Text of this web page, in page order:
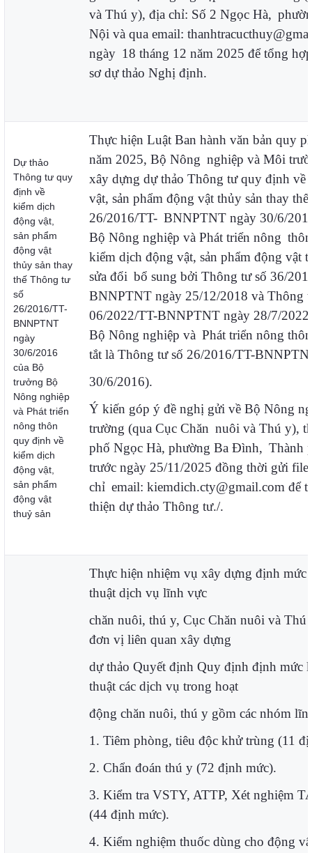
và Thú y), địa chỉ: Số 2 Ngọc Hà,
Nội và qua email:
ngày 18 tháng 12 năm 2025 để tổng
sơ dự thảo Nghị định.
Dự thảo
Thông tư quy
định về
kiểm dịch
động vật,
sản phẩm
động vật
thủy sản thay
thế Thông tư
số
26/2016/TT-
BNNPTNT
ngày
30/6/2016
của Bộ
trưởng Bộ
Nông nghiệp
và Phát triển
nông thôn
quy định về
kiểm dịch
động vật,
sản phẩm
động vật
thuỷ sản
Thực hiện Luật Ban hành văn bản quy
năm 2025, Bộ Nông nghiệp và Môi
xây dựng dự thảo Thông tư quy định về
vật, sản phẩm động vật thủy sản thay
26/2016/TT- BNNPTNT ngày 30/6/
Bộ Nông nghiệp và Phát triển nông
kiểm dịch động vật, sản phẩm động vật
sửa đổi bổ sung bởi Thông tư số 36/
BNNPTNT ngày 25/12/2018 và Thông
06/2022/TT-BNNPTNT ngày 28/7/2022
Bộ Nông nghiệp và Phát triển nông
tắt là Thông tư số 26/2016/TT-
30/6/2016).
Ý kiến góp ý đề nghị gửi về Bộ Nông
trường (qua Cục Chăn nuôi và Thú y),
phố Ngọc Hà, phường Ba Đình, Thành
trước ngày 25/11/2025 đồng thời gửi file
chỉ email: kiemdich.cty@gmail.com để
thiện dự thảo Thông tư./.
Thực hiện nhiệm vụ xây dựng định mức
thuật dịch vụ lĩnh vực
chăn nuôi, thú y, Cục Chăn nuôi và Thú
đơn vị liên quan xây dựng
dự thảo Quyết định Quy định định mức
thuật các dịch vụ trong hoạt
động chăn nuôi, thú y gồm các nhóm
1. Tiêm phòng, tiêu độc khử trùng (11
2. Chẩn đoán thú y (72 định mức).
3. Kiểm tra VSTY, ATTP, Xét nghiệm
(44 định mức).
4. Kiểm nghiệm thuốc dùng cho động